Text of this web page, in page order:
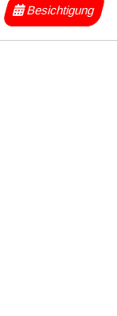
Besichtigung